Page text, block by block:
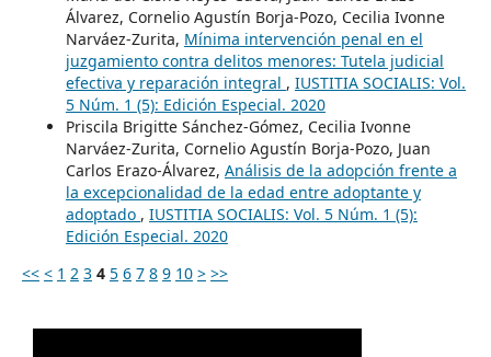
Álvarez, Cornelio Agustín Borja-Pozo, Cecilia Ivonne
Narváez-Zurita, Mínima intervención penal en el
juzgamiento contra delitos menores: Tutela judicial
efectiva y reparación integral , IUSTITIA SOCIALIS: Vol.
5 Núm. 1 (5): Edición Especial. 2020
Priscila Brigitte Sánchez-Gómez, Cecilia Ivonne
Narváez-Zurita, Cornelio Agustín Borja-Pozo, Juan
Carlos Erazo-Álvarez, Análisis de la adopción frente a
la excepcionalidad de la edad entre adoptante y
adoptado , IUSTITIA SOCIALIS: Vol. 5 Núm. 1 (5):
Edición Especial. 2020
<< < 1 2 3 4 5 6 7 8 9 10 > >>